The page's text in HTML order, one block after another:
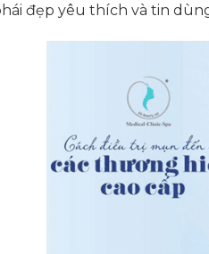
đẹp yêu thích và tin